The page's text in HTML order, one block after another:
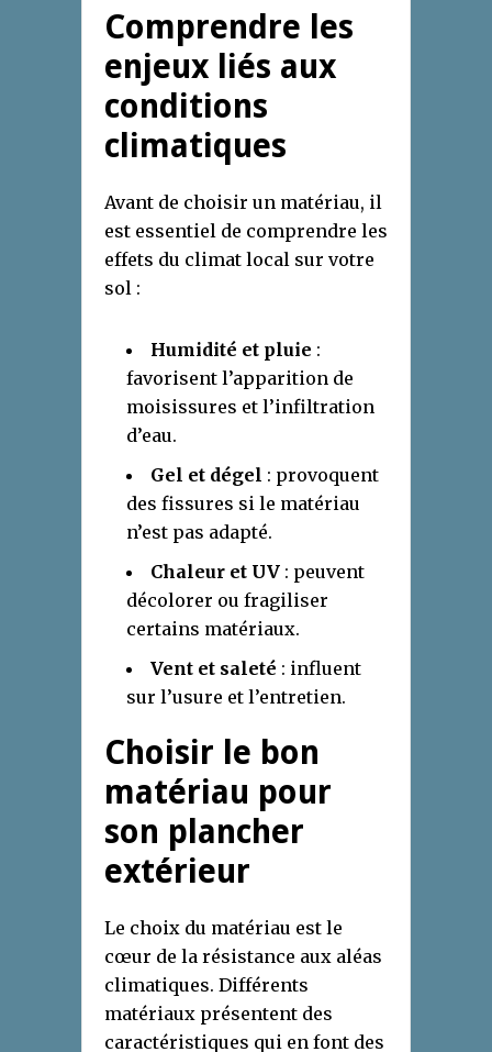
Comprendre les
enjeux liés aux
conditions
climatiques
Avant de choisir un matériau, il
est essentiel de comprendre les
effets du climat local sur votre
sol :
Humidité et pluie :
favorisent l’apparition de
moisissures et l’infiltration
d’eau.
Gel et dégel : provoquent
des fissures si le matériau
n’est pas adapté.
Chaleur et UV : peuvent
décolorer ou fragiliser
certains matériaux.
Vent et saleté : influent
sur l’usure et l’entretien.
Choisir le bon
matériau pour
son plancher
extérieur
Le choix du matériau est le
cœur de la résistance aux aléas
climatiques. Différents
matériaux présentent des
caractéristiques qui en font des